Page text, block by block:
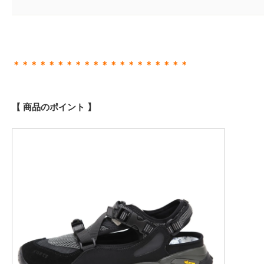
＊＊＊＊＊＊＊＊＊＊＊＊＊＊＊＊＊＊＊＊
【 商品のポイント 】